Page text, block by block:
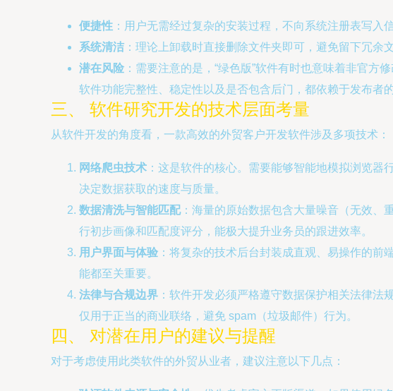
便捷性 ：用户无需经过复杂的安装过程，不向系统注册表写入
系统清洁 ：理论上卸载时直接删除文件夹即可，避免留下冗余
潜在风险 ：需要注意的是，“绿色版”软件有时也意味着非官方
软件功能完整性、稳定性以及是否包含后门，都依赖于发布者的
三、 软件研究开发的技术层面考量
从软件开发的角度看，一款高效的外贸客户开发软件涉及多项技术：
网络爬虫技术 ：这是软件的核心。需要能够智能地模拟浏览
决定数据获取的速度与质量。
数据清洗与智能匹配：海量的原始数据包含大量噪音（无效、
行初步画像和匹配度评分，能极大提升业务员的跟进效率。
用户界面与体验 ：将复杂的技术后台封装成直观、易操作的
能都至关重要。
法律与合规边界 ：软件开发必须严格遵守数据保护相关法律
仅用于正当的商业联络，避免 spam（垃圾邮件）行为。
四、 对潜在用户的建议与提醒
对于考虑使用此类软件的外贸从业者，建议注意以下几点：